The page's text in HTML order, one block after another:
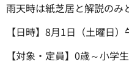
雨天時は紙芝居と解説のみ
【日時】8月1日（土曜日
【対象・定員】0歳～小学